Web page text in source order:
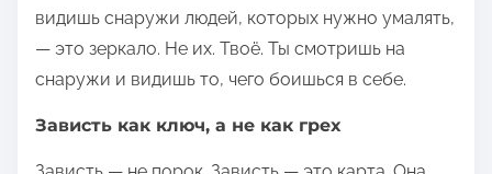
видишь снаружи людей, которых нужно умалять,
— это зеркало. Не их. Твоё. Ты смотришь на
снаружи и видишь то, чего боишься в себе.
Зависть как ключ, а не как грех